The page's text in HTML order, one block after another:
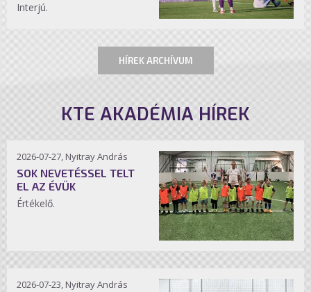
Interjú.
HÍREK ARCHÍVUM
KTE AKADÉMIA HÍREK
2026-07-27, Nyitray András
SOK NEVETÉSSEL TELT
EL AZ ÉVÜK
Értékelő.
2026-07-23, Nyitray András